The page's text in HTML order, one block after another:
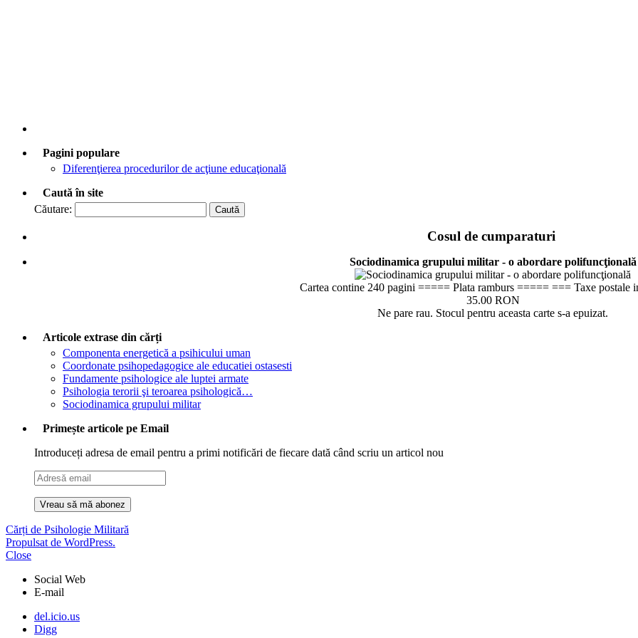
Pagini populare
Diferenţierea procedurilor de acţiune educaţională
Caută în site
Căutare:
Cosul de cumparaturi
Sociodinamica grupului militar - o abordare polifuncţională
Cartea contine 240 pagini ===== Plata ramburs ===== === Taxe postale
35.00 RON
Ne pare rau. Stocul pentru aceasta carte s-a epuizat.
Articole extrase din cărți
Componenta energetică a psihicului uman
Coordonate psihopedagogice ale educatiei ostasesti
Fundamente psihologice ale luptei armate
Psihologia terorii şi teroarea psihologică…
Sociodinamica grupului militar
Primește articole pe Email
Introduceți adresa de email pentru a primi notificări de fiecare dată când scriu un articol nou
Adresă
email
Cărți de Psihologie Militară
Propulsat de WordPress.
Close
Social Web
E-mail
del.icio.us
Digg